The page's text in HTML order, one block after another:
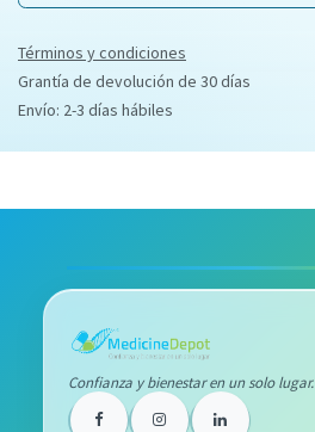
Términos y condiciones
Grantía de devolución de 30 días
Envío: 2-3 días hábiles
Confianza y bienestar en un solo lugar.